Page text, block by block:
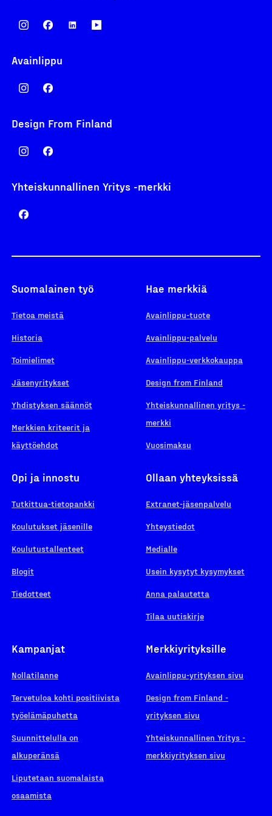
Avainlippu
Design From Finland
Yhteiskunnallinen Yritys -merkki
Suomalainen työ
Tietoa meistä
Historia
Toimielimet
Jäsenyritykset
Yhdistyksen säännöt
Merkkien kriteerit ja
käyttöehdot
Hae merkkiä
Avainlippu-tuote
Avainlippu-palvelu
Avainlippu-verkkokauppa
Design from Finland
Yhteiskunnallinen yritys -
merkki
Vuosimaksu
Opi ja innostu
Tutkittua-tietopankki
Koulutukset jäsenille
Koulutustallenteet
Blogit
Tiedotteet
Ollaan yhteyksissä
Extranet-jäsenpalvelu
Yhteystiedot
Medialle
Usein kysytyt kysymykset
Anna palautetta
Tilaa uutiskirje
Kampanjat
Nollatilanne
Tervetuloa kohti positiivista
työelämäpuhetta
Suunnittelulla on
alkuperänsä
Liputetaan suomalaista
osaamista
Merkkiyrityksille
Avainlippu-yrityksen sivu
Design from Finland -
yrityksen sivu
Yhteiskunnallinen Yritys -
merkkiyrityksen sivu